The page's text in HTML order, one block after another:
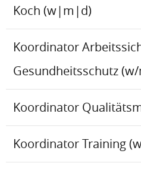
Koch (w|m|d)
Koordinator
Gesundheitsschutz
Koordinator
Koordinator Training